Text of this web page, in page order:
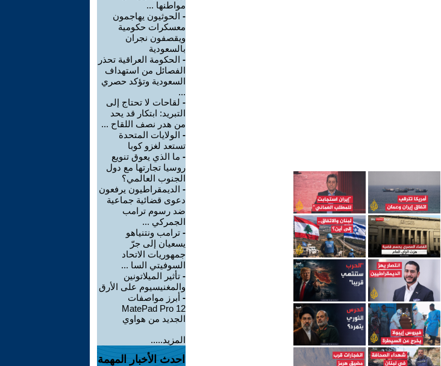
مواطنها ...
- الحوثيون يهاجمون
معسكرات حكومية
ويقصفون نجران
بالسعودية
- الحكومة العراقية تحذر
الفصائل من استهداف
السعودية وتؤكد حصري
...
- لقاحات لا تحتاج إلى
التبريد: ابتكار قد يحد
من هدر نصف اللقاح ...
- الولايات المتحدة
تستعد لغزو كوبا
- ما الذي يعوق تنويع
روسيا تجارتها مع دول
الجنوب العالمي؟
- الديمقراطيون يرفعون
دعوى قضائية جماعية
ضد رسوم ترامب
الجمركي ...
- ترامب ونتنياهو
يسعيان إلى جرّ
جمهوريات الاتحاد
السوفيتي السا ...
- تأثير الميلاتونين
والمغنيسيوم على الأرق
- أبرز مواصفات
MatePad Pro 12
الجديد من هواوي
المزيد.....
احدث الأخبار المهمة